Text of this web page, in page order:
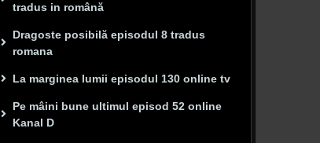
tradus in română
Dragoste posibilă episodul 8 tradus
romana
La marginea lumii episodul 130 online tv
Pe mâini bune ultimul episod 52 online
Kanal D